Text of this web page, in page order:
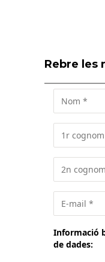
Rebre les
Informació
de dades: